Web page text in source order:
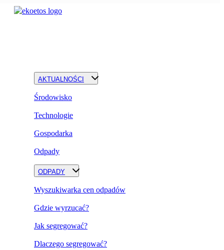
AKTUALNOŚCI
Środowisko
Technologie
Gospodarka
Odpady
ODPADY
Wyszukiwarka cen odpadów
Gdzie wyrzucać?
Jak segregować?
Dlaczego segregować?